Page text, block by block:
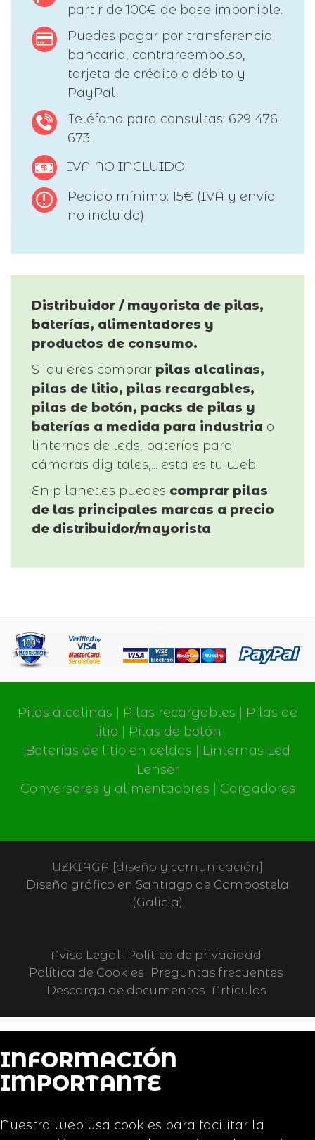
partir de 100€ de base imponible.
Puedes pagar por transferencia
bancaria, contrareembolso,
tarjeta de crédito o débito y
PayPal
Teléfono para consultas: 629 476
673.
IVA NO INCLUIDO.
Pedido mínimo: 15€ (IVA y envío
no incluido)
Distribuidor / mayorista de pilas,
baterías, alimentadores y
productos de consumo.
Si quieres comprar pilas alcalinas,
pilas de litio, pilas recargables,
pilas de botón, packs de pilas y
baterías a medida para industria o
linternas de leds, baterías para
cámaras digitales,... esta es tu web.
En pilanet.es puedes comprar pilas
de las principales marcas a precio
de distribuidor/mayorista.
Pilas alcalinas Pilas recargables
Pilas de
litio
Pilas de botón
Baterías de litio en celdas
Linternas Led
Lenser
Conversores y alimentadores
Cargadores
UZKIAGA [diseño y comunicación]
Diseño gráfico en Santiago de Compostela
(Galicia)
Aviso Legal
Política de privacidad
Política de Cookies Preguntas frecuentes
Descarga de documentos
Artículos
INFORMACIÓN
IMPORTANTE
Nuestra web usa cookies para facilitar la